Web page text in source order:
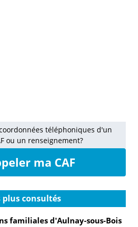
téléphoniques d'un
ou un renseignement?
ma CAF
plus consultés
familiales d'Aulnay-sous-Bois